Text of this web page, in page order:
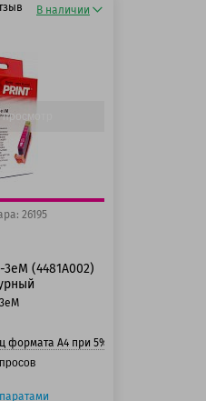
В наличии
26195
(4481A002)
формата А4 при 5% заполнении